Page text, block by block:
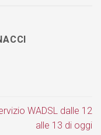
WADSL dalle 12
alle 13 di oggi